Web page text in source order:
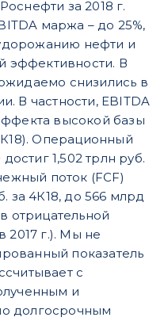
за 2018 г.
маржа – до 25%,
удорожанию нефти и
В
снизились в
В частности, EBITDA
высокой базы
Операционный
1,502 трлн руб.
поток (FCF)
за 4К18, до 566 млрд
отрицательной
2017 г.). Мы не
показатель
с
и
долгосрочным